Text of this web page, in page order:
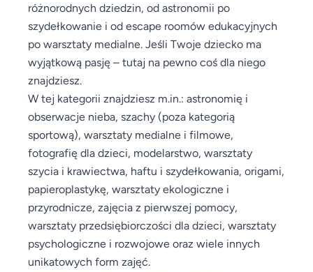
różnorodnych dziedzin, od astronomii po
szydełkowanie i od escape roomów edukacyjnych
po warsztaty medialne. Jeśli Twoje dziecko ma
wyjątkową pasję – tutaj na pewno coś dla niego
znajdziesz.
W tej kategorii znajdziesz m.in.: astronomię i
obserwacje nieba, szachy (poza kategorią
sportową), warsztaty medialne i filmowe,
fotografię dla dzieci, modelarstwo, warsztaty
szycia i krawiectwa, haftu i szydełkowania, origami,
papieroplastykę, warsztaty ekologiczne i
przyrodnicze, zajęcia z pierwszej pomocy,
warsztaty przedsiębiorczości dla dzieci, warsztaty
psychologiczne i rozwojowe oraz wiele innych
unikatowych form zajęć.